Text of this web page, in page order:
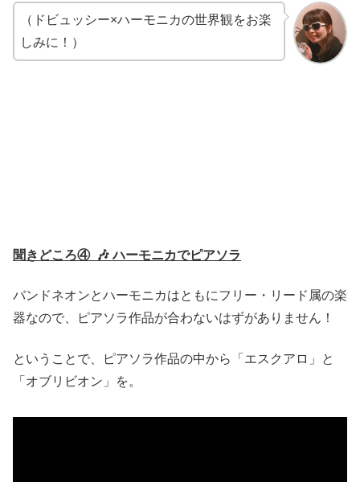
（ドビュッシー×ハーモニカの世界観をお楽
しみに！）
聞きどころ④ 🎶 ハーモニカでピアソラ
バンドネオンとハーモニカはともにフリー・リード属の楽
器なので、ピアソラ作品が合わないはずがありません！
ということで、ピアソラ作品の中から「エスクアロ」と
「オブリビオン」を。